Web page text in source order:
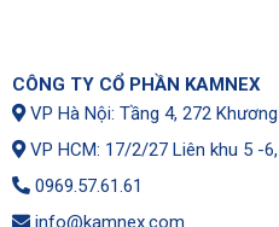
CÔNG TY CỔ PHẦN KAMNEX
VP Hà Nội: Tầng 4, 272
VP HCM: 17/2/27 Liên khu 5 -6,
0969.57.61.61
info@kamnex.com